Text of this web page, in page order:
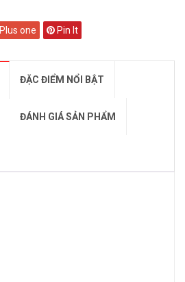
Plus one Pin It
ĐẶC ĐIỂM NỔI BẬT
ĐÁNH GIÁ SẢN PHẨM